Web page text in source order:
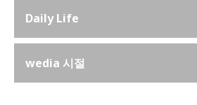
Daily Life
wedia 시절